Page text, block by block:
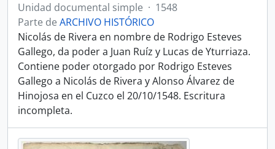
Unidad documental simple · 1548
Parte de ARCHIVO HISTÓRICO
Nicolás de Rivera en nombre de Rodrigo Esteves
Gallego, da poder a Juan Ruíz y Lucas de Yturriaza.
Contiene poder otorgado por Rodrigo Esteves
Gallego a Nicolás de Rivera y Alonso Álvarez de
Hinojosa en el Cuzco el 20/10/1548. Escritura
incompleta.